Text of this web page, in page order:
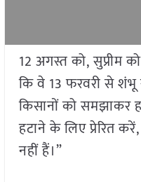
12 अगस्त को, सुप्रीम
कि वे 13 फरवरी से शंभू
किसानों को समझाकर
हटाने के लिए प्रेरित
नहीं हैं।”